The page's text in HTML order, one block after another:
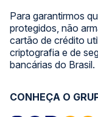
Para garantirmos
protegidos, não
cartão de crédito
criptografia e de
bancárias do Brasil.
CONHEÇA O